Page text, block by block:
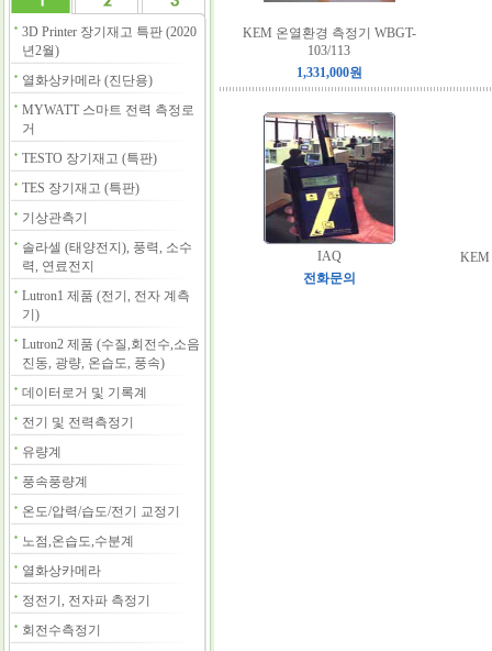
3D Printer 장기재고 특판 (2020
년2월)
열화상카메라 (진단용)
MYWATT 스마트 전력 측정로
거
TESTO 장기재고 (특판)
TES 장기재고 (특판)
기상관측기
솔라셀 (태양전지), 풍력, 소수
력, 연료전지
Lutron1 제품 (전기, 전자 계측
기)
Lutron2 제품 (수질,회전수,소음
진동, 광량, 온습도, 풍속)
데이터로거 및 기록계
전기 및 전력측정기
유량계
풍속풍량계
온도/압력/습도/전기 교정기
노점,온습도,수분계
열화상카메라
정전기, 전자파 측정기
회전수측정기
KEM 온열환경 측정기 WBGT-
103/113
1,331,000원
IAQ
전화문의
KEM